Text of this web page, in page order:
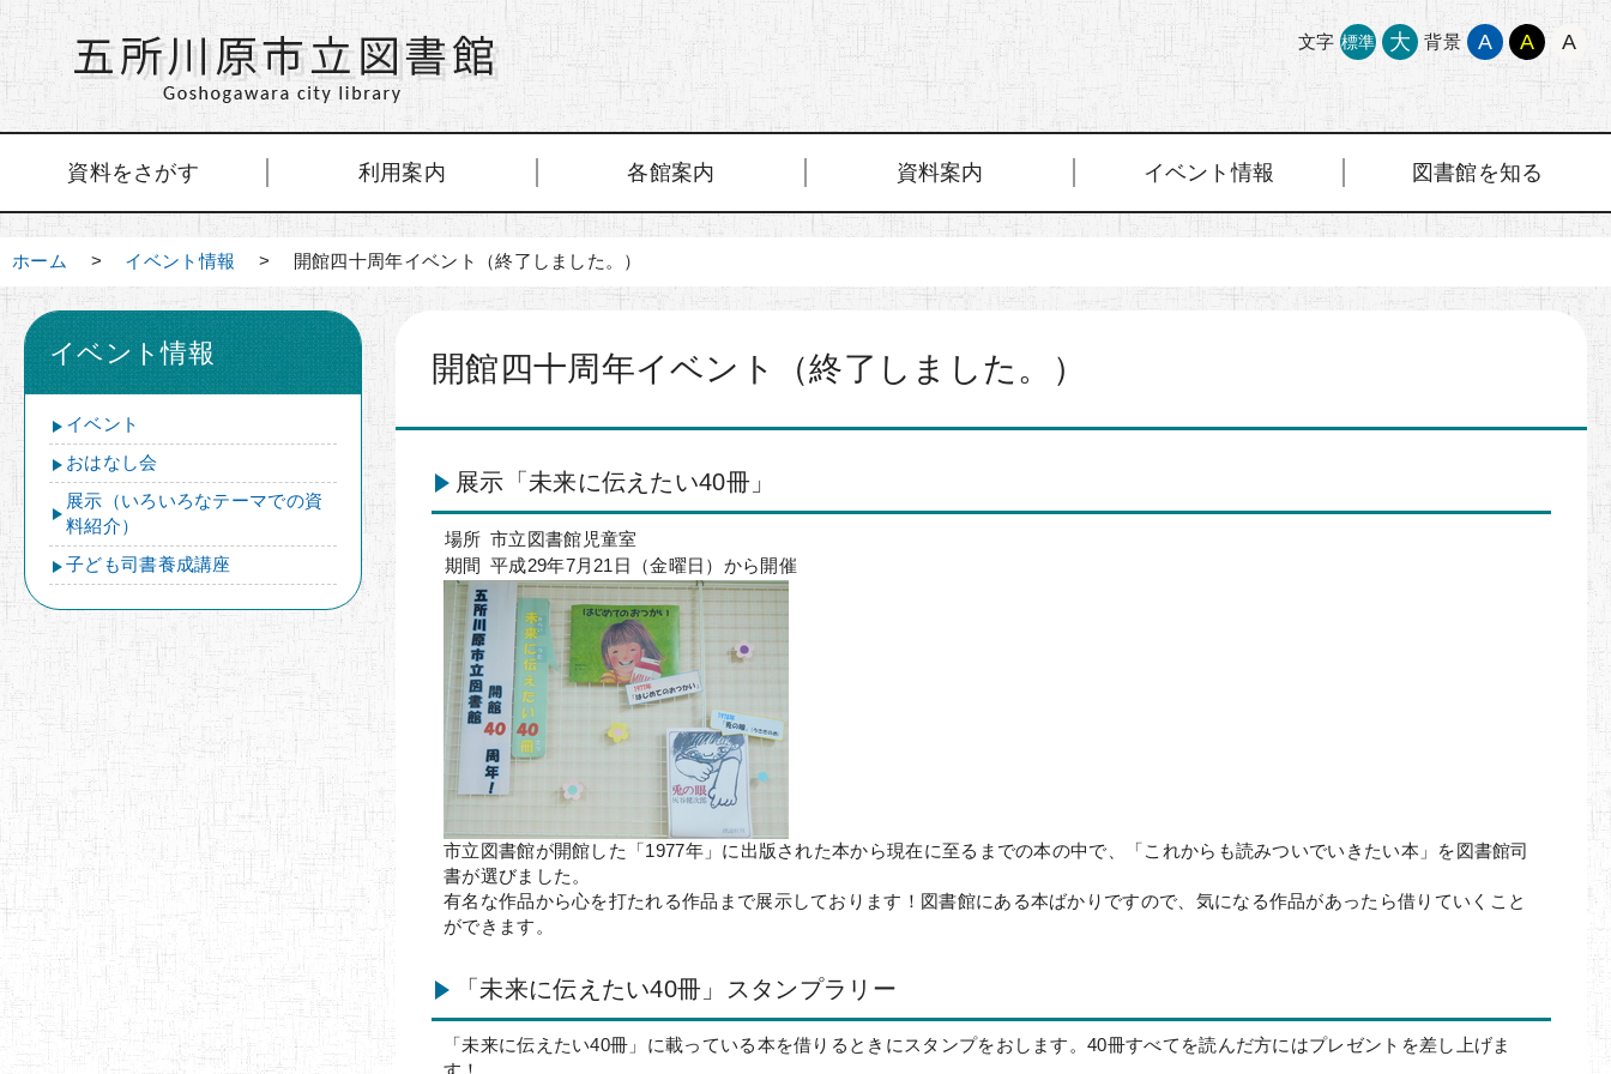
文字 標準 大 背景 A A A
資料をさがす 利用案内 各館案内 資料案内 イベント情報 図書館を知る
ホーム > イベント情報 > 開館四十周年イベント（終了しました。）
開館四十周年イベント（終了しました。）
展示「未来に伝えたい40冊」
場所 市立図書館児童室
期間 平成29年7月21日（金曜日）から開催
市立図書館が開館した「1977年」に出版された本から現在に至るまでの本の中で、「これからも読みついでいきたい本」を図書館司
書が選びました。
有名な作品から心を打たれる作品まで展示しております！図書館にある本ばかりですので、気になる作品があったら借りていくこと
ができます。
「未来に伝えたい40冊」スタンプラリー
「未来に伝えたい40冊」に載っている本を借りるときにスタンプをおします。40冊すべてを読んだ方にはプレゼントを差し上げま
す！
イベント情報
イベント
おはなし会
展示（いろいろなテーマでの資
料紹介）
子ども司書養成講座